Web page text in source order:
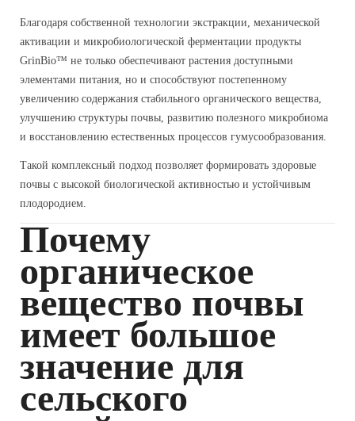
Благодаря собственной технологии экстракции, механической
активации и микробиологической ферментации продукты
GrinBio™ не только обеспечивают растения доступными
элементами питания, но и способствуют постепенному
увеличению содержания стабильного органического вещества,
улучшению структуры почвы, развитию полезного микробиома
и восстановлению естественных процессов гумусообразования.
Такой комплексный подход позволяет формировать здоровые
почвы с высокой биологической активностью и устойчивым
плодородием.
Почему
органическое
вещество почвы
имеет большое
значение для
сельского